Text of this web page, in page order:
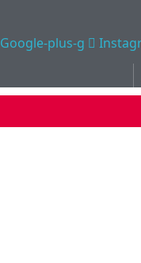
Google-plus-g